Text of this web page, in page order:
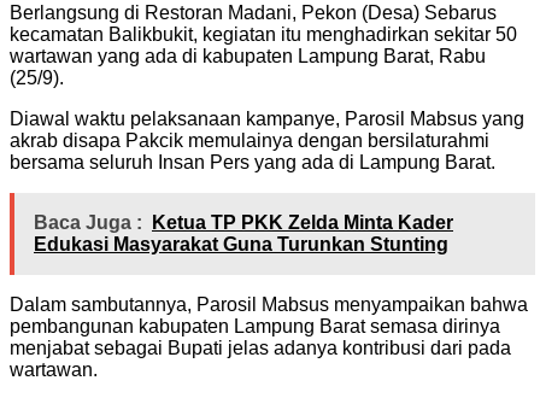
Berlangsung di Restoran Madani, Pekon (Desa) Sebarus
kecamatan Balikbukit, kegiatan itu menghadirkan sekitar 50
wartawan yang ada di kabupaten Lampung Barat, Rabu
(25/9).
Diawal waktu pelaksanaan kampanye, Parosil Mabsus yang
akrab disapa Pakcik memulainya dengan bersilaturahmi
bersama seluruh Insan Pers yang ada di Lampung Barat.
Baca Juga :
Ketua TP PKK Zelda Minta Kader
Edukasi Masyarakat Guna Turunkan Stunting
Dalam sambutannya, Parosil Mabsus menyampaikan bahwa
pembangunan kabupaten Lampung Barat semasa dirinya
menjabat sebagai Bupati jelas adanya kontribusi dari pada
wartawan.